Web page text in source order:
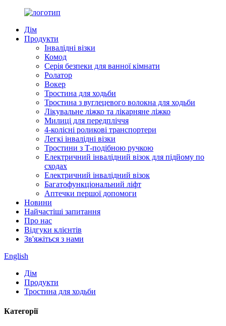
Дім
Продукти
Інвалідні візки
Комод
Серія безпеки для ванної кімнати
Ролатор
Вокер
Тростина для ходьби
Тростина з вуглецевого волокна для ходьби
Лікувальне ліжко та лікарняне ліжко
Милиці для передпліччя
4-колісні роликові транспортери
Легкі інвалідні візки
Тростини з Т-подібною ручкою
Електричний інвалідний візок для підйому по
сходах
Електричний інвалідний візок
Багатофункціональний ліфт
Аптечки першої допомоги
Новини
Найчастіші запитання
Про нас
Відгуки клієнтів
Зв'яжіться з нами
English
Дім
Продукти
Тростина для ходьби
Категорії